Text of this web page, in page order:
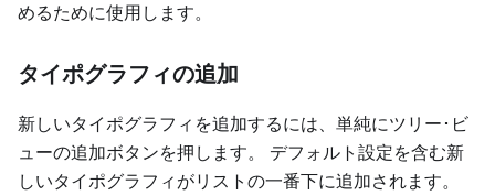
めるために使用します。
タイポグラフィの追加
新しいタイポグラフィを追加するには、単純にツリー･ビ
ューの追加ボタンを押します。 デフォルト設定を含む新
しいタイポグラフィがリストの一番下に追加されます。